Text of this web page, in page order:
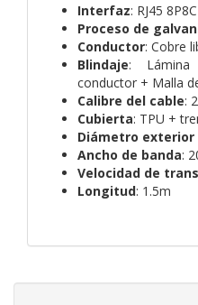
Interfaz: RJ45 8P8C
Proceso de
Conductor: Cobre
Blindaje:
conductor + Malla
Calibre del cable:
Cubierta: TPU +
Diámetro exterior
Ancho de banda:
Velocidad de
Longitud: 1.5m